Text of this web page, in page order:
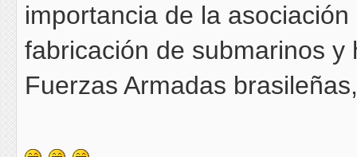
importancia de la
fabricación de submarinos
Fuerzas Armadas